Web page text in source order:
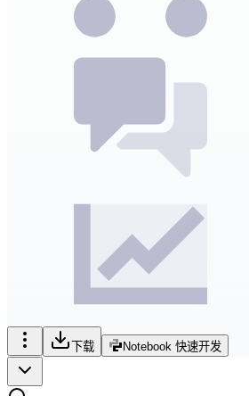
下载 Notebook 快速开发